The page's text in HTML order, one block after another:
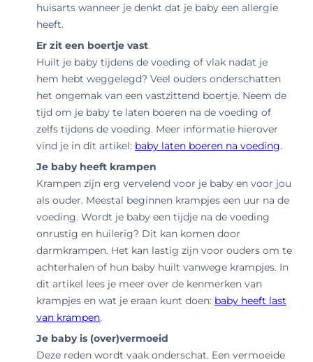
huisarts wanneer je denkt dat je baby een allergie
heeft.
Er zit een boertje vast
Huilt je baby tijdens de voeding of vlak nadat je
hem hebt weggelegd? Veel ouders onderschatten
het ongemak van een vastzittend boertje. Neem de
tijd om je baby te laten boeren na de voeding of
zelfs tijdens de voeding. Meer informatie hierover
vind je in dit artikel: baby laten boeren na voeding.
Je baby heeft krampen
Krampen zijn erg vervelend voor je baby en voor jou
als ouder. Meestal beginnen krampjes een uur na de
voeding. Wordt je baby een tijdje na de voeding
onrustig en huilerig? Dit kan komen door
darmkrampen. Het kan lastig zijn voor ouders om te
achterhalen of hun baby huilt vanwege krampjes. In
dit artikel lees je meer over de kenmerken van
krampjes en wat je eraan kunt doen: baby heeft last
van krampen.
Je baby is (over)vermoeid
Deze reden wordt vaak onderschat. Een vermoeide